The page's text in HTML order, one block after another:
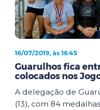
16/07/2019, às 16:45
Guarulhos fica
colocados nos
A delegação de
(13), com 84